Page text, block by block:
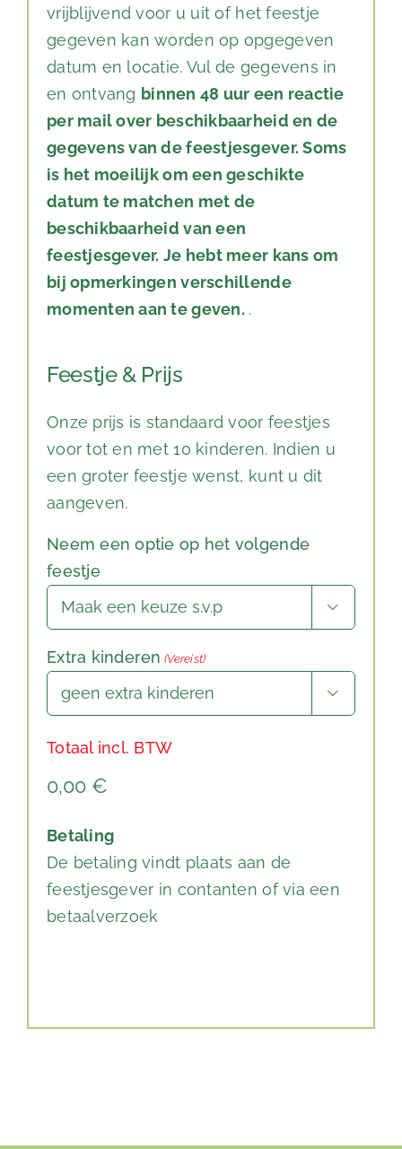
vrijblijvend voor u uit of het feestje
gegeven kan worden op opgegeven
datum en locatie. Vul de gegevens in
en ontvang binnen 48 uur een reactie
per mail over beschikbaarheid en de
gegevens van de feestjesgever. Soms
is het moeilijk om een geschikte
datum te matchen met de
beschikbaarheid van een
feestjesgever. Je hebt meer kans om
bij opmerkingen verschillende
momenten aan te geven. .
Feestje & Prijs
Onze prijs is standaard voor feestjes
voor tot en met 10 kinderen. Indien u
een groter feestje wenst, kunt u dit
aangeven.
Neem een optie op het volgende
feestje

Extra kinderen (Vereist)

Totaal incl. BTW
Betaling
De betaling vindt plaats aan de
feestjesgever in contanten of via een
betaalverzoek